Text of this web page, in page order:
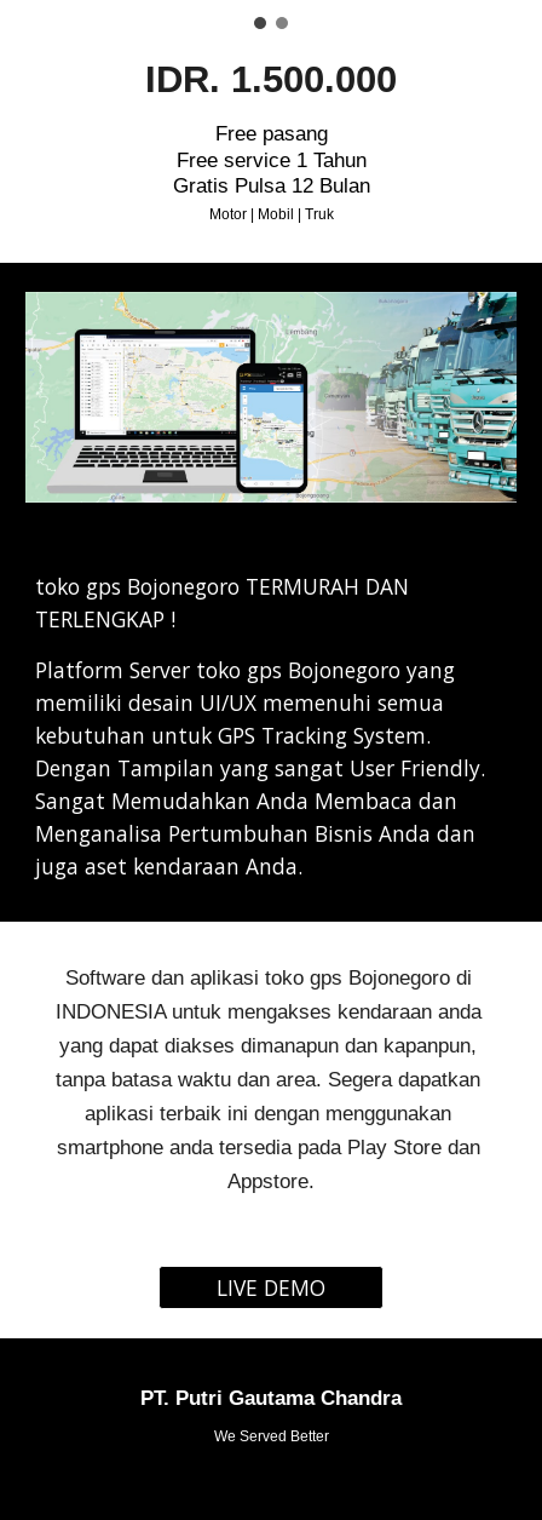
IDR. 1.500.000
Free pasang
Free service 1 Tahun
Gratis Pulsa 12 Bulan
Motor | Mobil | Truk
toko gps Bojonegoro TERMURAH DAN
TERLENGKAP !
Platform Server toko gps Bojonegoro yang
memiliki desain UI/UX memenuhi semua
kebutuhan untuk GPS Tracking System.
Dengan Tampilan yang sangat User Friendly.
Sangat Memudahkan Anda Membaca dan
Menganalisa Pertumbuhan Bisnis Anda dan
juga aset kendaraan Anda.
Software dan aplikasi toko gps Bojonegoro di
INDONESIA untuk mengakses kendaraan anda
yang dapat diakses dimanapun dan kapanpun,
tanpa batasa waktu dan area. Segera dapatkan
aplikasi terbaik ini dengan menggunakan
smartphone anda tersedia pada Play Store dan
Appstore.
LIVE DEMO
PT. Putri Gautama Chandra
We Served Better